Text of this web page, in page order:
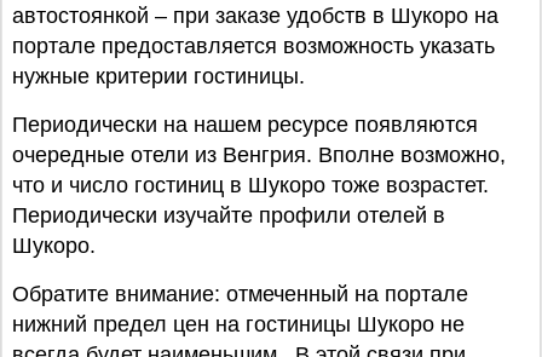
автостоянкой – при заказе удобств в Шукоро на
портале предоставляется возможность указать
нужные критерии гостиницы.
Периодически на нашем ресурсе появляются
очередные отели из Венгрия. Вполне возможно,
что и число гостиниц в Шукоро тоже возрастет.
Периодически изучайте профили отелей в
Шукоро.
Обратите внимание: отмеченный на портале
нижний предел цен на гостиницы Шукоро не